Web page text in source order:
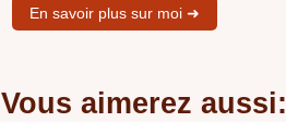
En savoir plus sur moi ➜
Vous aimerez aussi: